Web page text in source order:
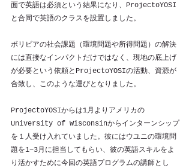
面で英語は必須という結果になり、ProjectoYOSI
と合同で英語のクラスを設置しました。
ボリビアの社会課題（環境問題や所得問題）の解決
には直接なインパクトだけではなく、現地の底上げ
が必要という依頼とProjectoYOSIの活動、資源が
合致し、このような運びとなりました。
ProjectoYOSIからは1月よりアメリカの
University of Wisconsinからインターンシップ
を１人受け入れていました。彼にはウユニの環境問
題を1−3月に担当してもらい、彼の英語スキルをよ
り活かすために今回の英語プログラムの講師とし